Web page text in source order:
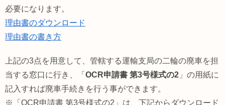
必要になります。
理由書のダウンロード
理由書の書き方
上記の3点を用意して、管轄する運輸支局の二輪の廃車を担
当する窓口に行き、「 OCR申請書 第3号様式の2 」の用紙に
記入すれば廃車手続きを行う事ができます。
※「OCR申請書 第3号様式の2」は、下記からダウンロード